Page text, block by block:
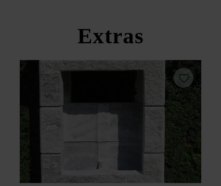
Extras